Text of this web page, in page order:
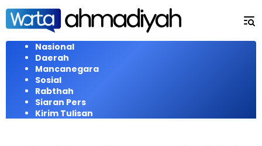
Langsung
konten
Nasional
Daerah
Mancanegara
Sosial
Rabthah
Siaran Pers
Kirim Tulisan